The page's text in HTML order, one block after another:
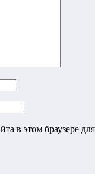
в этом браузере для